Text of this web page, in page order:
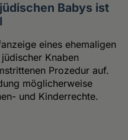
Babys ist
eines ehemaligen
Knaben
Prozedur auf.
möglicherweise
und Kinderrechte.